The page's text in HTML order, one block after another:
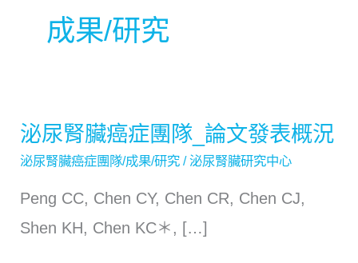
成果/研究
泌尿腎臟癌症團隊_論文發表概況
泌尿腎臟癌症團隊/成果/研究 /泌尿腎臟研究中心
Peng CC, Chen CY, Chen CR, Chen CJ,
Shen KH, Chen KC＊, […]
泌
尿
腎
臟